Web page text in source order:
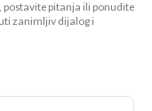
postavite pitanja ili ponudite
zanimljiv dijalog i